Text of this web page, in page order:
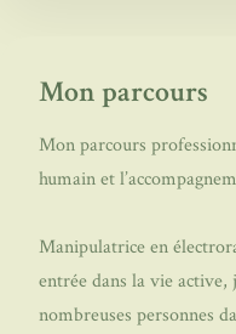
Mon parcours
Mon parcours
humain et
Manipulatrice en
entrée dans la vie active,
nombreuses personnes